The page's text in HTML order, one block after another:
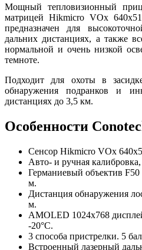
Мощный тепловизионный
матрицей Hikmicro VOx
предназначен для
дальних дистанциях, а также
нормальной и очень низкой
темноте.
Подходит для охоты в
обнаружения подранков и
дистанциях до 3,5 км.
Особенности
Сенсор Hikmicro VOx
Авто- и ручная
Германиевый объектив
м.
Дистанция обнаружения
м.
AMOLED 1024x768
-20°C.
3 способа пристрелки. 5
Встроенный лазерный